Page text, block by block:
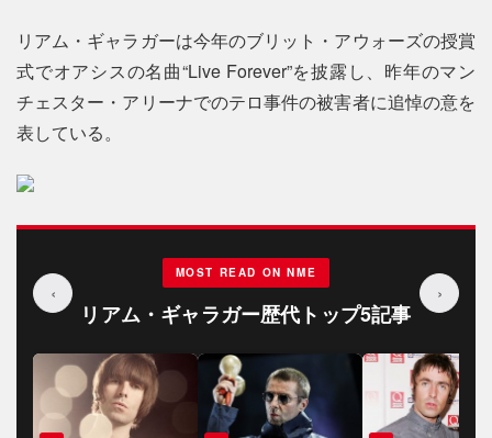
リアム・ギャラガーは今年のブリット・アウォーズの授賞
式でオアシスの名曲“Live Forever”を披露し、昨年のマン
チェスター・アリーナでのテロ事件の被害者に追悼の意を
表している。
‹
MOST READ ON NME
リアム・ギャラガー歴代トップ5記事
›